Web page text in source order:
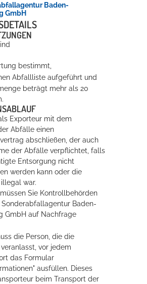
das rauschende Meer im
lieber die pure Entspannung auf der
Baden-
GmbH
bestimmt,
Abfallliste aufgeführt und
beträgt mehr als 20
Exporteur mit dem
Abfälle einen
abschließen, der auch
der Abfälle verpflichtet, falls
Entsorgung nicht
werden kann oder die
war.
Sie Kontrollbehörden
Sonderabfallagentur Baden-
GmbH auf Nachfrage
die Person, die die
vor jedem
das Formular
ausfüllen. Dieses
beim Transport der